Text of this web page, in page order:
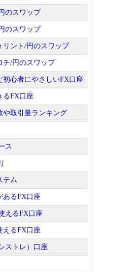
のスワップ
のスワップ
リント/円のスワップ
チ/円のスワップ
初心者にやさしいFX口座
るFX口座
や取引量ランキング
ス
テム
あるFX口座
えるFX口座
えるFX口座
ストレ）口座